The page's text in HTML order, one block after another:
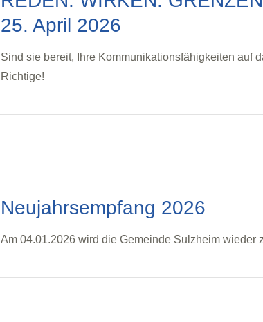
25. April 2026
Sind sie bereit, Ihre Kommunikationsfähigkeiten auf
Richtige!
Neujahrsempfang 2026
Am 04.01.2026 wird die Gemeinde Sulzheim